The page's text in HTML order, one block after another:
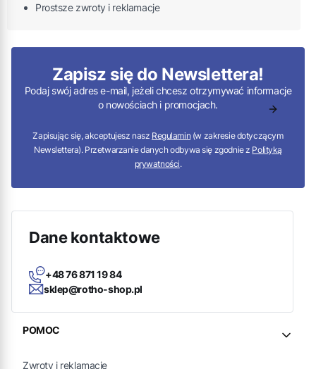
Prostsze zwroty i reklamacje
Zapisz się do Newslettera!
Podaj swój adres e-mail, jeżeli chcesz otrzymywać informacje
o nowościach i promocjach.
Zapisując się, akceptujesz nasz Regulamin (w zakresie dotyczącym
Newslettera). Przetwarzanie danych odbywa się zgodnie z Polityką
prywatności.
Dane kontaktowe
+48 76 871 19 84
sklep@rotho-shop.pl
Linki w stopce
POMOC
Zwroty i reklamacje